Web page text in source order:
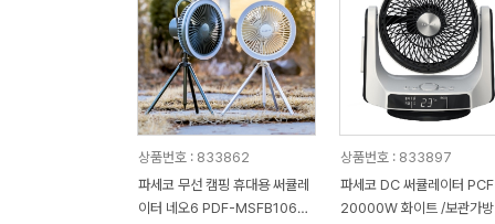
상품번호 : 833862
파세코 무선 캠핑 휴대용 써큘레
이터 네오6 PDF-MSFB1060
상품번호 : 833897
파세코 DC 써큘레이터
20000W 화이트 /보관가방